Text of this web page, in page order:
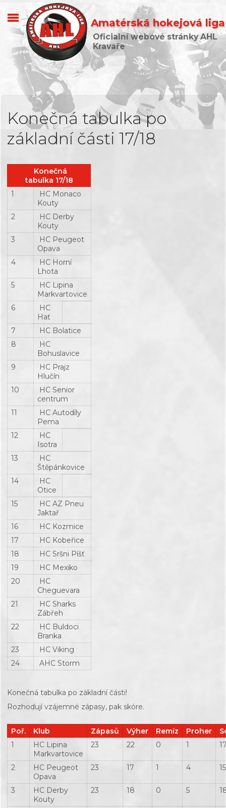
Amatérská hokejová liga
Oficialní webové stránky AHL
Kravaře
Konečná tabulka po
základní části 17/18
Konečná
tabulka 17/18
1
HC Monaco
Kouty
2
HC Derby
Kouty
3
HC Peugeot
Opava
4
HC Horní
Lhota
5
HC Lipina
Markvartovice
6
HC
Hať
7
HC Bolatice
8
HC
Bohuslavice
9
HC Prajz
Hlučín
10
HC Senior
centrum
11
HC Autodíly
Pema
12
HC
Isotra
13
HC
Štěpánkovice
14
HC
Otice
15
HC AZ Pneu
Jaktař
16
HC Kozmice
17
HC Kobeřice
18
HC Sršni Píšť
19
HC Mexiko
20
HC
Cheguevara
21
HC Sharks
Zábřeh
22
HC Buldoci
Branka
23
HC Viking
24
AHC Storm
Konečná tabulka po základní části!
Rozhodují vzájemné zápasy, pak skóre.
Poř. Klub Zápasů Výher Remíz Proher
1
HC Lipina
Markvartovice
23 22 0 1
2
HC Peugeot
Opava
23 17 1 4
3
HC Derby
Kouty
23 18 0 5